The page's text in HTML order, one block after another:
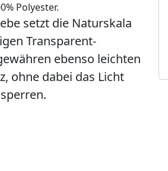
Polyester.
setzt die Naturskala
Transparent-
ebenso leichten
ohne dabei das Licht